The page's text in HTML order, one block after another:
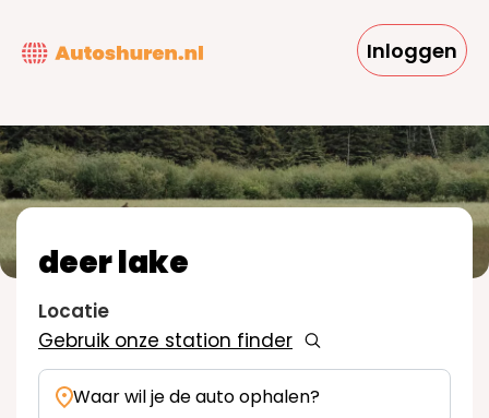
naar
gaan
Inloggen
deer lake
Gebruik onze station finder
Locatie
Waar wil je de auto ophalen?